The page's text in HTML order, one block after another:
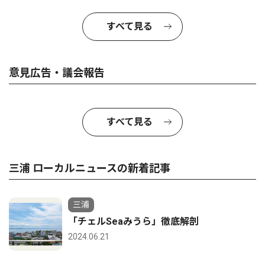
すべて見る
意見広告・議会報告
すべて見る
三浦 ローカルニュースの新着記事
三浦
「チェルSeaみうら」徹底解剖
2024.06.21